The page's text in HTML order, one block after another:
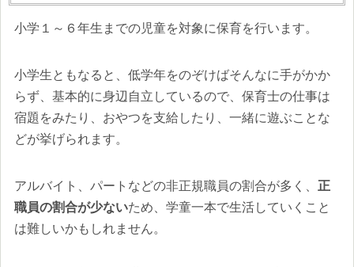
小学１～６年生までの児童を対象に保育を行います。
小学生ともなると、低学年をのぞけばそんなに手がかか
らず、基本的に身辺自立しているので、保育士の仕事は
宿題をみたり、おやつを支給したり、一緒に遊ぶことな
どが挙げられます。
アルバイト、パートなどの非正規職員の割合が多く、 正
職員の割合が少ないため、学童一本で生活していくこと
は難しいかもしれません。